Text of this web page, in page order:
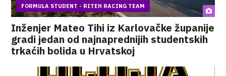
FORMULA STUDENT - RITEH RACING TEAM
Inženjer Mateo Tihi iz Karlovačke županije
gradi jedan od najnaprednijih studentskih
trkaćih bolida u Hrvatskoj